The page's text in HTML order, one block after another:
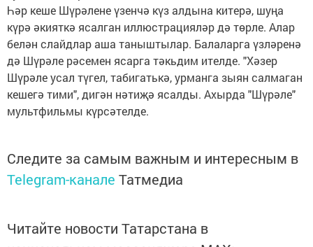
Һәр кеше Шүрәлене үзенчә күз алдына китерә, шуңа
күрә әкияткә ясалган иллюстрацияләр дә төрле. Алар
белән слайдлар аша таныштылар. Балаларга үзләренә
дә Шүрәле рәсемен ясарга тәкьдим ителде. "Хәзер
Шүрәле усал түгел, табигатькә, урманга зыян салмаган
кешегә тими", дигән нәтиҗә ясалды. Ахырда "Шүрәле"
мультфильмы күрсәтелде.
Следите за самым важным и интересным в
Telegram-канале Татмедиа
Читайте новости Татарстана в